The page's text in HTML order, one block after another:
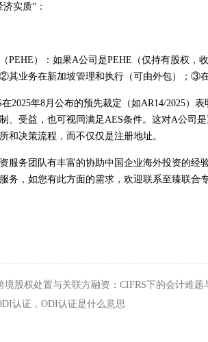
实质”：
PEHE）：如果A公司是PEHE（仅持有股权
其业务在新加坡管理和执行（可由外包）；③
2025年8月公布的预先裁定（如AR14/2025）
、受益，也可视同满足AES条件。这对A公司
和决策流程，而不仅仅是注册地址。
服务团队有丰富的协助中国企业海外投资的经
务，如您有此方面的需求，欢迎联系至臻联合
境股权处置与关联方融资：CIFRS下的会计难
认证，ODI认证是什么意思